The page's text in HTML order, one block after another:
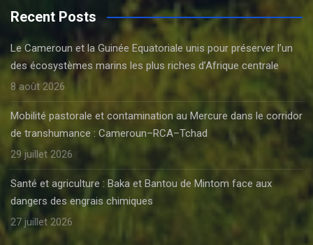
Recent Posts
Le Cameroun et la Guinée Equatoriale unis pour préserver l’un
des écosystèmes marins les plus riches d’Afrique centrale
8 août 2026
Mobilité pastorale et contamination au Mercure dans le corridor
de transhumance : Cameroun–RCA–Tchad
29 juillet 2026
Santé et agriculture : Baka et Bantou de Mintom face aux
dangers des engrais chimiques
27 juillet 2026